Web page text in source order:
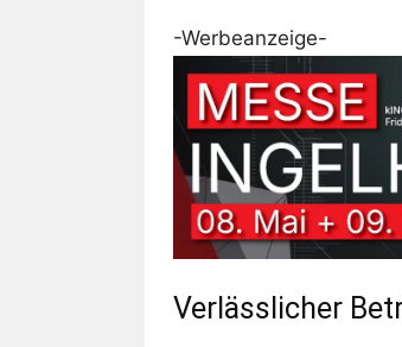
-Werbeanzeige-
Verlässlicher